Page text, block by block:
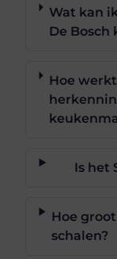
Wat kan
De Bosch
Hoe
Is het
Hoe
schalen?